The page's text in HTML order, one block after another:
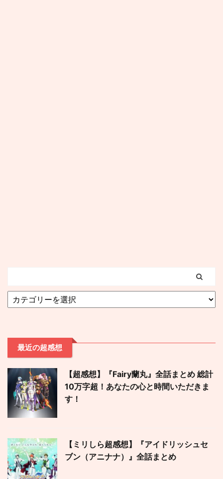
最近の超感想
【超感想】『Fairy蘭丸』全話まとめ 総計
10万字超！あなたの心と時間いただきま
す！
【ミリしら超感想】『アイドリッシュセ
ブン（アニナナ）』全話まとめ